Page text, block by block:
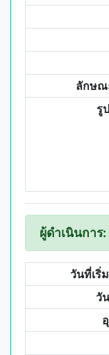
ลักษณ
รู
ผู้ดำเนินการ:
วันที่เริ่
วั